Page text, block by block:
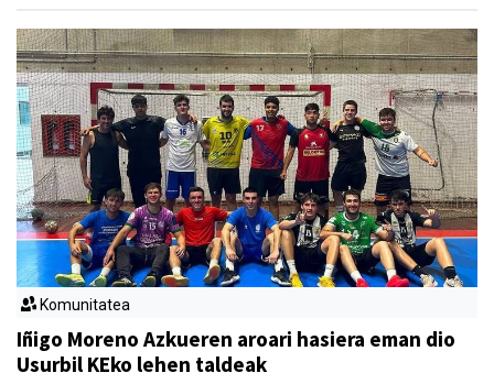
Komunitatea
Iñigo Moreno Azkueren aroari hasiera eman dio
Usurbil KEko lehen taldeak